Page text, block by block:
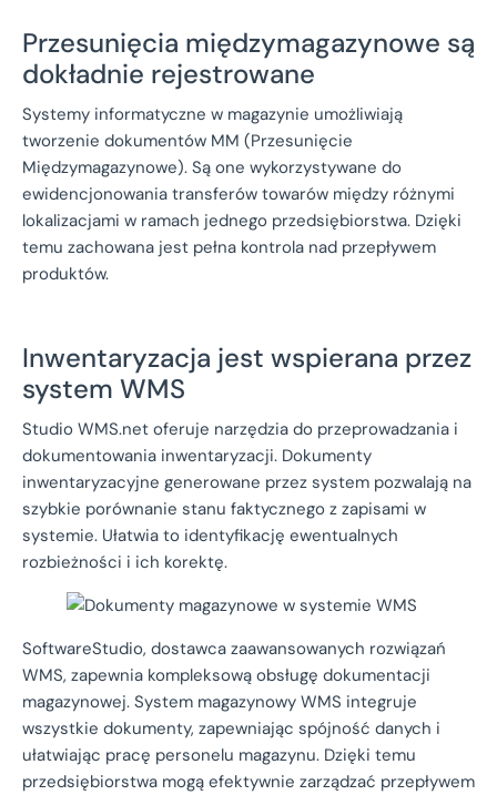
Przesunięcia międzymagazynowe są
dokładnie rejestrowane
Systemy informatyczne w magazynie umożliwiają
tworzenie dokumentów MM (Przesunięcie
Międzymagazynowe). Są one wykorzystywane do
ewidencjonowania transferów towarów między różnymi
lokalizacjami w ramach jednego przedsiębiorstwa. Dzięki
temu zachowana jest pełna kontrola nad przepływem
produktów.
Inwentaryzacja jest wspierana przez
system WMS
Studio WMS.net oferuje narzędzia do przeprowadzania i
dokumentowania inwentaryzacji. Dokumenty
inwentaryzacyjne generowane przez system pozwalają na
szybkie porównanie stanu faktycznego z zapisami w
systemie. Ułatwia to identyfikację ewentualnych
rozbieżności i ich korektę.
SoftwareStudio, dostawca zaawansowanych rozwiązań
WMS, zapewnia kompleksową obsługę dokumentacji
magazynowej. System magazynowy WMS integruje
wszystkie dokumenty, zapewniając spójność danych i
ułatwiając pracę personelu magazynu. Dzięki temu
przedsiębiorstwa mogą efektywnie zarządzać przepływem